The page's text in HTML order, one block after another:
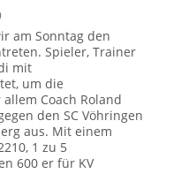
am Sonntag den
Spieler, Trainer
mit
um die
Coach Roland
den SC Vöhringen
aus. Mit einem
1 zu 5
600 er für KV